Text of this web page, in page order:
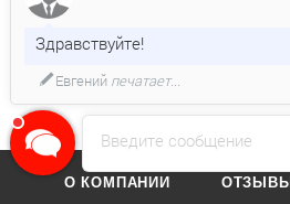
Кол-во уровней мощности
О КОМПАНИИ ОТЗЫВЫ
Введите сообщение
Здравствуйте!
Евгенийпечатает...